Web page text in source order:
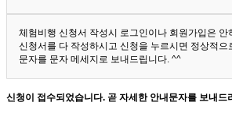
체험비행 신청서 작성시 로그인이나 회원가입은 안
신청서를 다 작성하시고 신청을 누르시면 정상적으
문자를 문자 메세지로 보내드립니다. ^^
신청이 접수되었습니다. 곧 자세한 안내문자를 보내드